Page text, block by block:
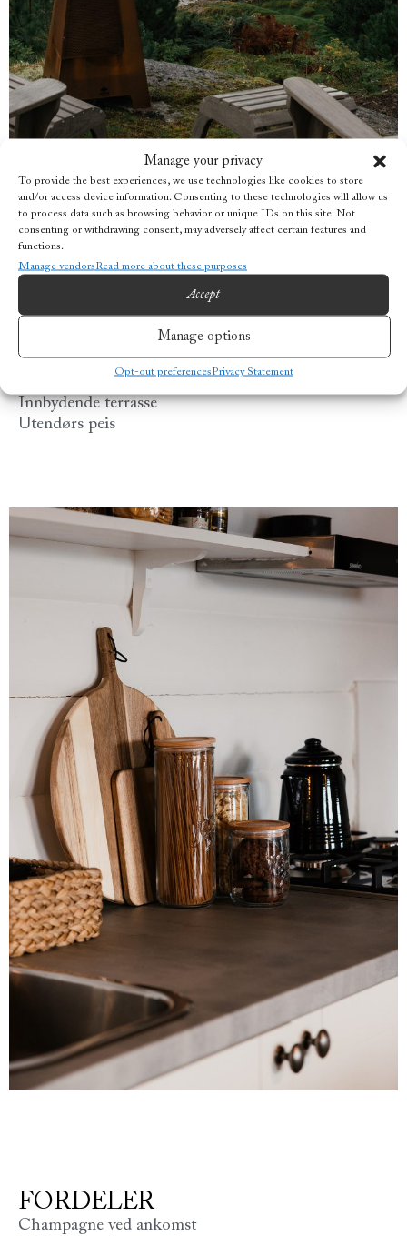
Manage your privacy
To provide the best experiences, we use technologies like cookies to store
and/or access device information. Consenting to these technologies will allow us
to process data such as browsing behavior or unique IDs on this site. Not
consenting or withdrawing consent, may adversely affect certain features and
functions.
Manage vendorsRead more about these purposes
Accept
Manage options
Opt-out preferencesPrivacy Statement
To soverom med dobbeltsenger
Stue med peis
Innbydende terrasse
Utendørs peis
FORDELER
Champagne ved ankomst